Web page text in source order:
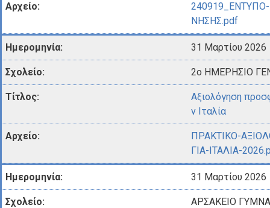
ΝΗΣΗΣ.pdf
31 Μαρτίου 2026
2ο ΗΜΕΡΗΣΙΟ
Αξιολόγηση
ν Ιταλία
ΠΡΑΚΤΙΚΟ-
ΓΙΑ-ΙΤΑΛΙΑ-
31 Μαρτίου 2026
ΑΡΣΑΚΕΙΟ